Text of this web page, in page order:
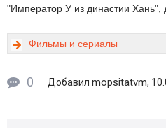
"Император У из династии Хань",
Фильмы и сериалы
0 Добавил mopsitatvm,